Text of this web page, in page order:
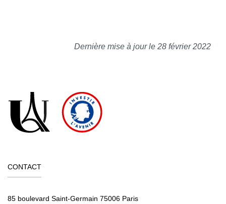
Dernière mise à jour le 28 février 2022
CONTACT
85 boulevard Saint-Germain 75006 Paris